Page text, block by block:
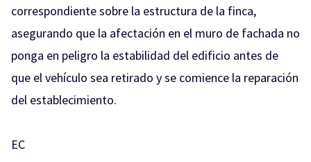
correspondiente sobre la estructura de la finca,
asegurando que la afectación en el muro de fachada no
ponga en peligro la estabilidad del edificio antes de
que el vehículo sea retirado y se comience la reparación
del establecimiento.
EC